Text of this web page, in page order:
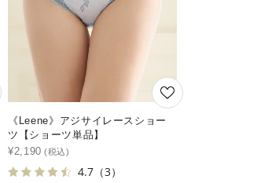
《Leene》アジサイレースショー
ツ【ショーツ単品】
¥2,190
4.7 （3）